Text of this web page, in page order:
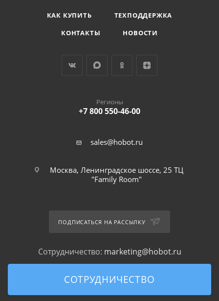
КАК КУПИТЬ
ТЕХПОДДЕРЖКА
КОНТАКТЫ
НОВОСТИ
Регионы
+7 800 550-46-00
sales@hobot.ru
Москва, Ленинградское шоссе, 25 ТЦ
"Family Room"
ПОДПИСАТЬСЯ НА РАССЫЛКУ
Сотрудничество: marketing@hobot.ru
СОТРУДНИЧЕСТВО